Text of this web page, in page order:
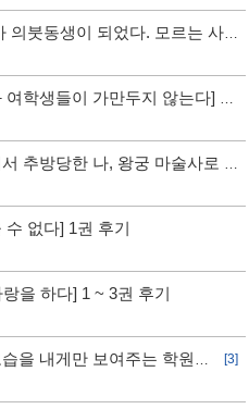
의붓동생이 되었다. 모르는 사이
학생들이 가만두지 않는다] 1
추방당한 나, 왕궁 마술사로 거
없다] 1권 후기
을 하다] 1 ~ 3권 후기
을 내게만 보여주는 학원의
[3]